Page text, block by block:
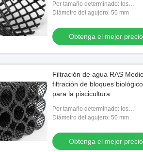
Por tamaño determinado: los
50*50*50cm
Diámetro del agujero: 50 mm
Obtenga el mejor precio
Filtración de agua RAS
filtración de bloques
para la piscicultura
Por tamaño determinado: los
50*50*50cm
Diámetro del agujero: 50 mm
Obtenga el mejor precio